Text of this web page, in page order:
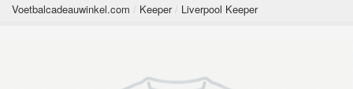
Voetbalcadeauwinkel.com
Keeper Liverpool Keeper